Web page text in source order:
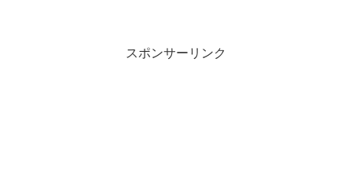
スポンサーリンク